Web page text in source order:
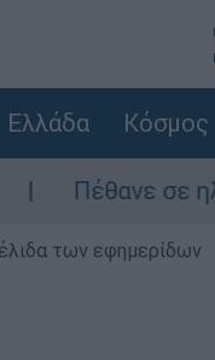
Ελλάδα Κόσμος
σε ηλικία 69
των εφημερίδων